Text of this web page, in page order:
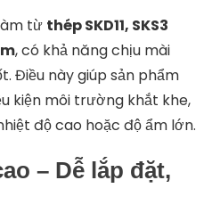
từ thép SKD11, SKS3
, có khả năng chịu mài
Điều này giúp sản phẩm
kiện môi trường khắt khe,
độ cao hoặc độ ẩm lớn.
– Dễ lắp đặt,